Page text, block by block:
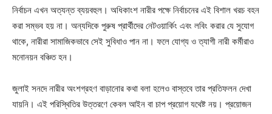
নির্বাচন এখন অত্যন্ত ব্যয়বহুল। অধিকাংশ নারীর পক্ষে নির্বাচনের এই বিশাল খরচ বহন
করা সম্ভব হয় না। অন্যদিকে পুরুষ প্রার্থীদের নেটওয়ার্কিং এবং লবিং করার যে সুযোগ
থাকে, নারীরা সামাজিকভাবে সেই সুবিধাও পান না। ফলে যোগ্য ও ত্যাগী নারী কর্মীরাও
মনোনয়ন বঞ্চিত হন।
জুলাই সনদে নারীর অংশগ্রহণ বাড়ানোর কথা বলা হলেও বাস্তবে তার প্রতিফলন দেখা
যায়নি। এই পরিস্থিতির উত্তরণে কেবল আইন বা চাপ প্রয়োগ যথেষ্ট নয়। প্রয়োজন